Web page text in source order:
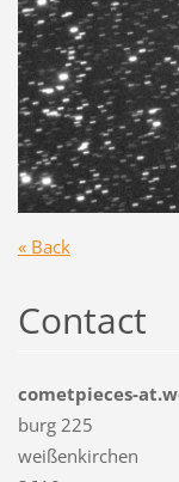
« Back
Contact
cometpieces-
burg 225
weißenkirchen